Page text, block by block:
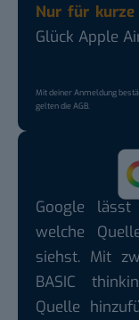
Nur für kurze
Glück Apple
Mit deiner Anmeldung
gelten dieAGB.
Google
welche
siehst. Mit
BASIC
Quelle